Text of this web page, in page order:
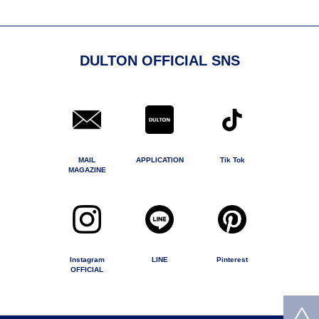
DULTON OFFICIAL SNS
MAIL
MAGAZINE
APPLICATION Tik Tok
Instagram
OFFICIAL
LINE Pinterest